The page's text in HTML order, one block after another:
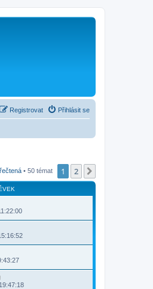
Přihlásit se
Registrovat
• 50 témat 1 2